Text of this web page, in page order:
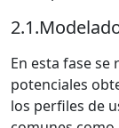
2.1.
En esta fase
potenciales
los perfiles de